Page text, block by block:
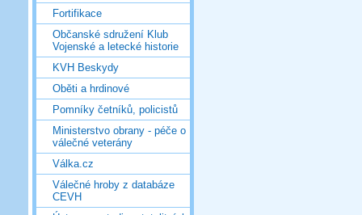
Fortifikace
Občanské sdružení Klub
Vojenské a letecké historie
KVH Beskydy
Oběti a hrdinové
Pomníky četníků, policistů
Ministerstvo obrany - péče o
válečné veterány
Válka.cz
Válečné hroby z databáze
CEVH